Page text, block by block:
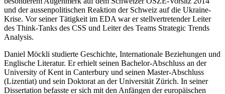
und der aussenpolitischen Reaktion der Schweiz auf die Ukraine-
Krise. Vor seiner Tätigkeit im EDA war er stellvertretender Leiter
des Think-Tanks des CSS und Leiter des Teams Strategic Trends
Analysis.
Daniel Möckli studierte Geschichte, Internationale Beziehungen und
Englische Literatur. Er erhielt seinen Bachelor-Abschluss an der
University of Kent in Canterbury und seinen Master-Abschluss
(Lizentiat) und sein Doktorat an der Universität Zürich. In seiner
Dissertation befasste er sich mit den Anfängen der europäischen